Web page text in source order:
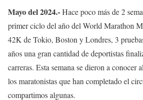
Mayo del 2024.-Hace poco más de 2
primer ciclo del año del World Marathon
42K de Tokio, Boston y Londres, 3
años una gran cantidad de deportistas
carreras. Esta semana se dieron a conocer
los maratonistas que han completado el
compartimos algunas.